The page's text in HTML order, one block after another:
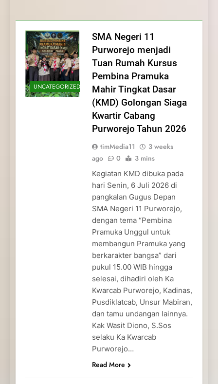
dan Pengabdian Generasi
Pramuka
Pramuka
Kepedulian
UNCATEGORIZED
SMA Negeri 11
Purworejo menjadi
Tuan Rumah Kursus
Pembina Pramuka
Mahir Tingkat Dasar
(KMD) Golongan Siaga
Kwartir Cabang
Purworejo Tahun 2026
timMedia11
3 weeks
ago
0 3 mins
Kegiatan KMD dibuka pada
hari Senin, 6 Juli 2026 di
pangkalan Gugus Depan
SMA Negeri 11 Purworejo,
dengan tema “Pembina
Pramuka Unggul untuk
membangun Pramuka yang
berkarakter bangsa” dari
pukul 15.00 WIB hingga
selesai, dihadiri oleh Ka
Kwarcab Purworejo, Kadinas,
Pusdiklatcab, Unsur Mabiran,
dan tamu undangan lainnya.
Kak Wasit Diono, S.Sos
selaku Ka Kwarcab
Purworejo…
Read More